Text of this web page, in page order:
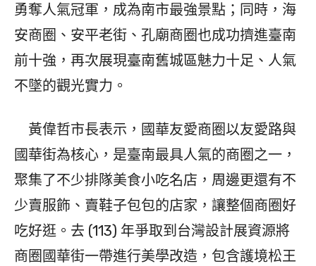
勇奪人氣冠軍，成為南市最強景點；同時，海
安商圈、安平老街、孔廟商圈也成功擠進臺南
前十強，再次展現臺南舊城區魅力十足、人氣
不墜的觀光實力。
黃偉哲市長表示，國華友愛商圈以友愛路與
國華街為核心，是臺南最具人氣的商圈之一，
聚集了不少排隊美食小吃名店，周邊更還有不
少賣服飾、賣鞋子包包的店家，讓整個商圈好
吃好逛。去 (113) 年爭取到台灣設計展資源將
商圈國華街一帶進行美學改造，包含護境松王